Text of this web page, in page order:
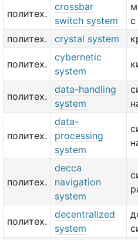
политех.
crossbar
switch system
политех.
crystal system
политех.
cybernetic
system
политех.
data-handling
system
политех.
data-
processing
system
политех.
decca
navigation
system
политех.
decentralized
system